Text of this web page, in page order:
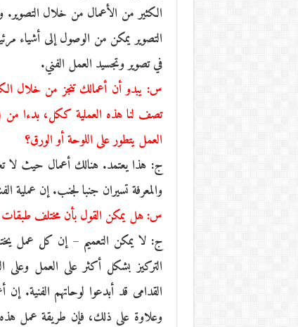
الكثير من الأعمال من خلال
التصوير يمكن من الوصول إلى أشياء
في تصوير وتجسيد العمل الفني.
س: يبدو أن أعمالك تنجز من خلال
تصف لنا هذه العملية ككل، بدءا من
العمل يتطور على اللوحة أو الورق؟
ج: هذا يعتمد. هنالك أعمال حيث لا
والمعرفة تسيران جنبا لجنب. إن عملية
س: هل يمكن القول بأن مختلف طبقات
ج: لا يمكن التعميم – إن كل عمل
التركيز بشكل أكثر على العمل
القدامى قد أبدعوا لوحاتهم الفنية. إن
وعلاوة على ذلك، فإن طريقة عمل